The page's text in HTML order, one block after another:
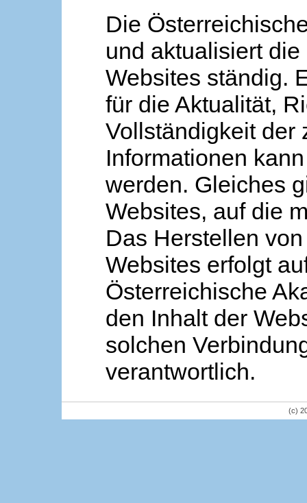
Die
und aktualisiert
Websites ständig.
für die Aktualität,
Vollständigkeit der
Informationen
werden. Gleiches
Websites, auf die
Das Herstellen
Websites erfolgt
Österreichische
den Inhalt der
solchen
verantwortlich.
(c)